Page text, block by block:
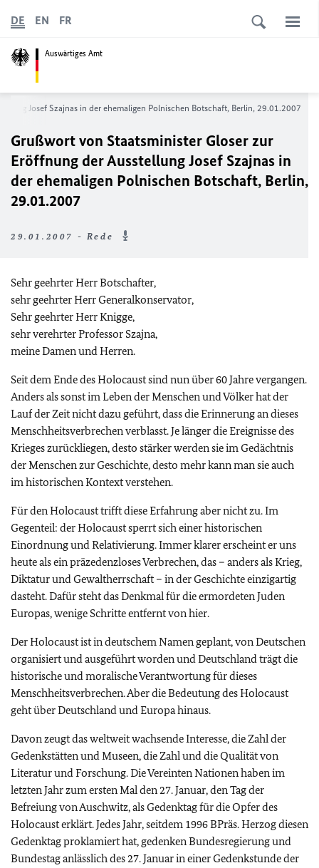
Auswärtiges Amt
DE EN FR
Josef Szajnas in der ehemaligen Polnischen Botschaft, Berlin, 29.01.2007
Grußwort von Staatsminister Gloser zur
Eröffnung der Ausstellung Josef Szajnas in
der ehemaligen Polnischen Botschaft, Berlin,
29.01.2007
29.01.2007 - Rede
Sehr geehrter Herr Botschafter,
sehr geehrter Herr Generalkonservator,
Sehr geehrter Herr Knigge,
sehr verehrter Professor Szajna,
meine Damen und Herren.
Seit dem Ende des Holocaust sind nun über 60 Jahre vergangen.
Anders als sonst im Leben der Menschen und Völker hat der
Lauf der Zeit nicht dazu geführt, dass die Erinnerung an dieses
Menschheitsverbrechen verblasst. Je länger die Ereignisse des
Krieges zurückliegen, desto stärker werden sie im Gedächtnis
der Menschen zur Geschichte, desto mehr kann man sie auch
im historischen Kontext verstehen.
Für den Holocaust trifft diese Erfahrung aber nicht zu. Im
Gegenteil: der Holocaust sperrt sich einer historischen
Einordnung und Relativierung. Immer klarer erscheint er uns
heute als ein präzedenzloses Verbrechen, das – anders als Krieg,
Diktatur und Gewaltherrschaft – in der Geschichte einzigartig
dasteht. Dafür steht das Denkmal für die ermordeten Juden
Europas, wenige Schritte entfernt von hier.
Der Holocaust ist in deutschem Namen geplant, von Deutschen
organisiert und ausgeführt worden und Deutschland trägt die
historische und moralische Verantwortung für dieses
Menschheitsverbrechen. Aber die Bedeutung des Holocaust
geht über Deutschland und Europa hinaus.
Davon zeugt das weltweit wachsende Interesse, die Zahl der
Gedenkstätten und Museen, die Zahl und die Qualität von
Literatur und Forschung. Die Vereinten Nationen haben im
letzten Jahr zum ersten Mal den 27. Januar, den Tag der
Befreiung von Auschwitz, als Gedenktag für die Opfer des
Holocaust erklärt. Jedes Jahr, seitdem 1996 BPräs. Herzog diesen
Gedenktag proklamiert hat, gedenken Bundesregierung und
Bundestag anlässlich des 27. Januar in einer Gedenkstunde der